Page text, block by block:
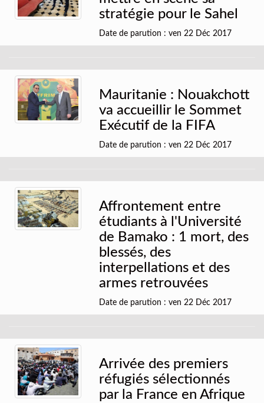
stratégie pour le Sahel
Date de parution : ven 22 Déc 2017
Mauritanie : Nouakchott
va accueillir le Sommet
Exécutif de la FIFA
Date de parution : ven 22 Déc 2017
Affrontement entre
étudiants à l'Université
de Bamako : 1 mort, des
blessés, des
interpellations et des
armes retrouvées
Date de parution : ven 22 Déc 2017
Arrivée des premiers
réfugiés sélectionnés
par la France en Afrique